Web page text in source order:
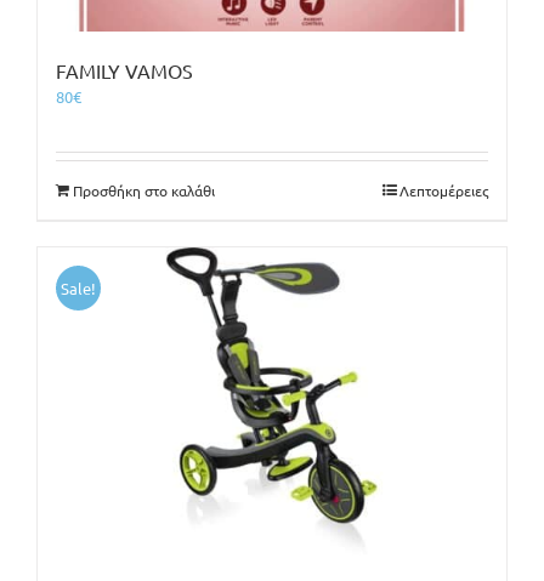
FAMILY VAMOS
80€
Προσθήκη στο καλάθι Λεπτομέρειες
Sale!